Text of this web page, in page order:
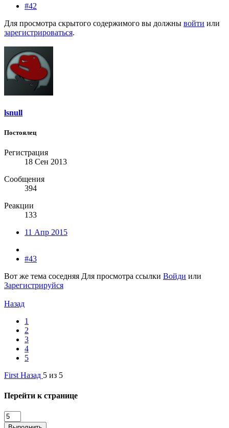
#42
Для просмотра скрытого содержимого вы должны войти или
зарегистрироваться.
lsnull
Постоялец
Регистрация
18 Сен 2013
Сообщения
394
Реакции
133
11 Апр 2015
#43
Вот же тема соседняя Для просмотра ссылки Войди или
Зарегистрируйся
Назад
1
2
3
4
5
First Назад 5 из 5
Перейти к странице